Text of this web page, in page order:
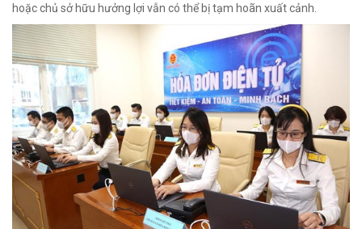
hoặc chủ sở hữu hưởng lợi vẫn có thể bị tạm hoãn xuất cảnh.